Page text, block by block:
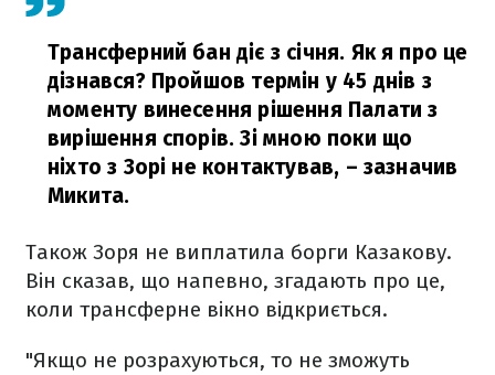
Трансферний бан діє з січня. Як я про це
дізнався? Пройшов термін у 45 днів з
моменту винесення рішення Палати з
вирішення спорів. Зі мною поки що
ніхто з Зорі не контактував, – зазначив
Микита.
Також Зоря не виплатила борги Казакову.
Він сказав, що напевно, згадають про це,
коли трансферне вікно відкриється.
"Якщо не розрахуються, то не зможуть